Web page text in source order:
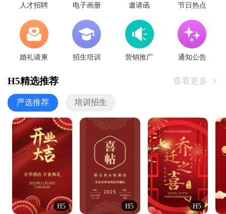
人才招聘 电子画册 邀请函 节日热点
婚礼请柬 招生培训 营销推广 通知公告
H5精选推荐 查看更多 
严选推荐 培训招生
H5 H5 H5